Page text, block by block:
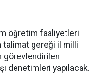
öğretim faaliyetleri
talimat gereği il milli
görevlendirilen
denetimleri yapılacak.